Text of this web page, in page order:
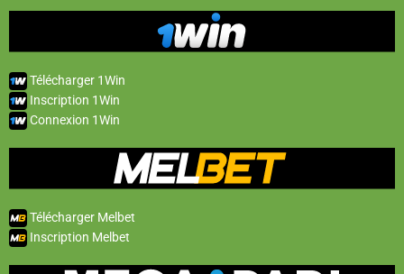
Télécharger 1Win
Inscription 1Win
Connexion 1Win
Télécharger Melbet
Inscription Melbet